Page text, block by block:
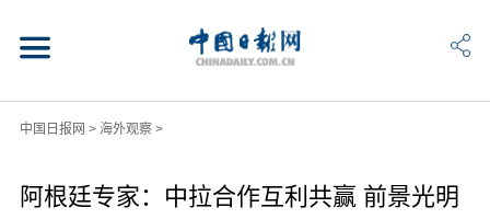
中国日报网 > 海外观察>
阿根廷专家：中拉合作互利共赢 前景光明